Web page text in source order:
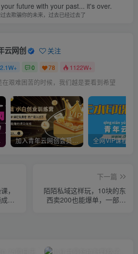
future with your past... it's over.
去欺骗你的未来，过去已经过去了
云网创 关注
2.1W+ 0 78 1122W+
在艰难困苦的时候，我们越是要看到希望
加入青年云网创会员，全站资源免费学习。加入高级合伙人，推广日入1000+
，
下一篇
陌陌私域这样玩，10块的东
西卖200也能爆单，一部手